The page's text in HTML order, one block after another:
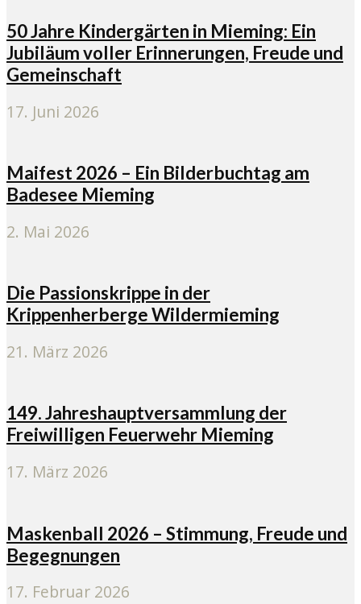
50 Jahre Kindergärten in Mieming: Ein
Jubiläum voller Erinnerungen, Freude und
Gemeinschaft
17. Juni 2026
Maifest 2026 – Ein Bilderbuchtag am
Badesee Mieming
2. Mai 2026
Die Passionskrippe in der
Krippenherberge Wildermieming
21. März 2026
149. Jahreshauptversammlung der
Freiwilligen Feuerwehr Mieming
17. März 2026
Maskenball 2026 – Stimmung, Freude und
Begegnungen
17. Februar 2026